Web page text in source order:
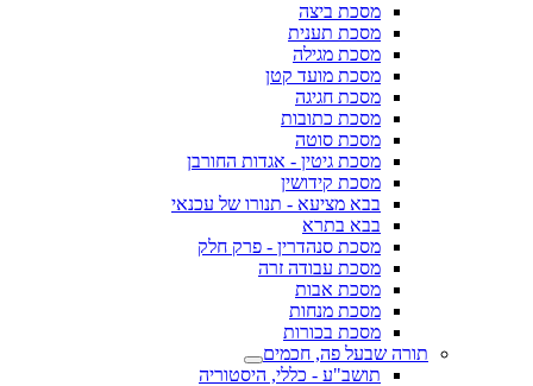
מסכת ביצה
מסכת תענית
מסכת מגילה
מסכת מועד קטן
מסכת חגיגה
מסכת כתובות
מסכת סוטה
מסכת גיטין - אגדות החורבן
מסכת קידושין
בבא מציעא - תנורו של עכנאי
בבא בתרא
מסכת סנהדרין - פרק חלק
מסכת עבודה זרה
מסכת אבות
מסכת מנחות
מסכת בכורות
תורה שבעל פה, חכמים
תושב"ע - כללי, היסטוריה